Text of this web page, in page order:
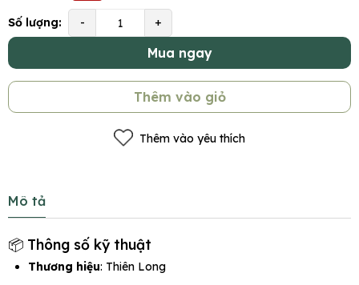
Số lượng: - +
Mua ngay
Thêm vào giỏ
Thêm vào yêu thích
Mô tả
📦 Thông số kỹ thuật
Thương hiệu: Thiên Long